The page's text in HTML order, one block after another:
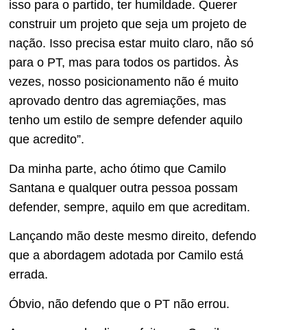
isso para o partido, ter humildade. Querer
construir um projeto que seja um projeto de
nação. Isso precisa estar muito claro, não só
para o PT, mas para todos os partidos. Às
vezes, nosso posicionamento não é muito
aprovado dentro das agremiações, mas
tenho um estilo de sempre defender aquilo
que acredito”.
Da minha parte, acho ótimo que Camilo
Santana e qualquer outra pessoa possam
defender, sempre, aquilo em que acreditam.
Lançando mão deste mesmo direito, defendo
que a abordagem adotada por Camilo está
errada.
Óbvio, não defendo que o PT não errou.